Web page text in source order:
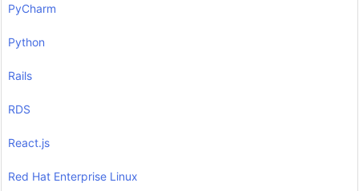
PyCharm
Python
Rails
RDS
React.js
Red Hat Enterprise Linux